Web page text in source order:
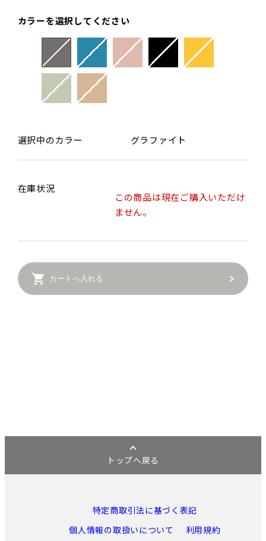
カラーを選択してください
選択中のカラー グラファイト
在庫状況
この商品は現在ご購入いただけ
ません。
カートへ入れる
トップへ戻る
特定商取引法に基づく表記
個人情報の取扱いについて
利用規約